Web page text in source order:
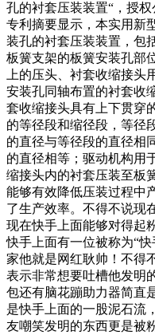
孔的衬套压装装置“，授权
专利摘要显示，本实用新
装孔的衬套压装装置，包
板簧支架的板簧安装孔部
上的压头、衬套收缩接头
安装孔同轴布置的衬套收
套收缩接头具有上下贯穿
的等径段和缩径段，等径
的直径与等径段的直径相
的直径相等；驱动机构用
缩接头内的衬套压装至板
能够有效降低压装过程中
了生产效率。不得不说现
现在快手上面能够对得起
快手上面有一位被称为“
家他就是网红耿帅！不得
表示非常想要吐槽他发明
包还有脑花蹦助力器简直
是快手上面的一股泥石流
友嘲笑发明的东西更是被